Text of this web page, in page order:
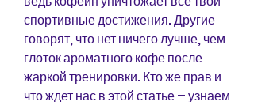
спортивные достижения. Другие
говорят, что нет ничего лучше, чем
глоток ароматного кофе после
жаркой тренировки. Кто же прав и
что ждет нас в этой статье – узнаем